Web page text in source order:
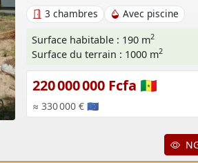
3 chambres
Avec piscine
Surface habitable : 190 m2
Surface du terrain : 1000 m2
220 000 000 Fcfa 🇸🇳
≈ 330 000 € 🇪🇺